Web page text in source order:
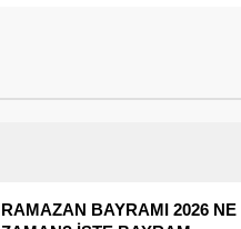
RAMAZAN BAYRAMI 2026 NE